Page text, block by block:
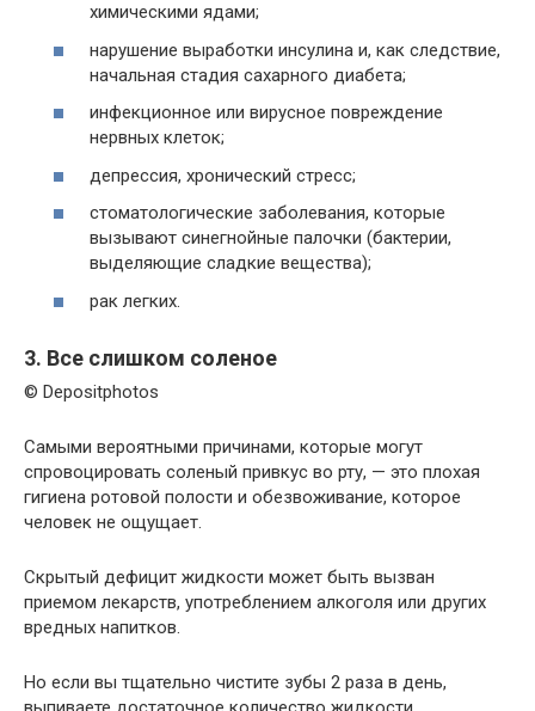
химическими ядами;
нарушение выработки инсулина и, как следствие,
начальная стадия сахарного диабета;
инфекционное или вирусное повреждение
нервных клеток;
депрессия, хронический стресс;
стоматологические заболевания, которые
вызывают синегнойные палочки (бактерии,
выделяющие сладкие вещества);
рак легких.
3. Все слишком соленое
© Depositphotos
Самыми вероятными причинами, которые могут
спровоцировать соленый привкус во рту, — это плохая
гигиена ротовой полости и обезвоживание, которое
человек не ощущает.
Скрытый дефицит жидкости может быть вызван
приемом лекарств, употреблением алкоголя или других
вредных напитков.
Но если вы тщательно чистите зубы 2 раза в день,